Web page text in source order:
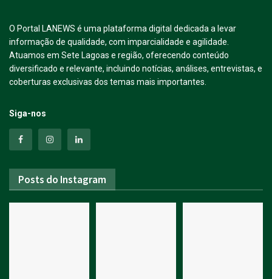
O Portal LANEWS é uma plataforma digital dedicada a levar
informação de qualidade, com imparcialidade e agilidade.
Atuamos em Sete Lagoas e região, oferecendo conteúdo
diversificado e relevante, incluindo notícias, análises, entrevistas, e
coberturas exclusivas dos temas mais importantes.
Siga-nos
Posts do Instagram